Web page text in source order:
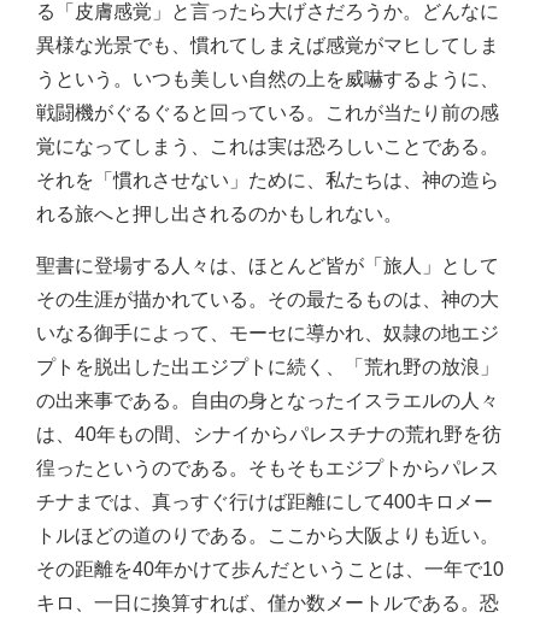
る「皮膚感覚」と言ったら大げさだろうか。どんなに
異様な光景でも、慣れてしまえば感覚がマヒしてしま
うという。いつも美しい自然の上を威嚇するように、
戦闘機がぐるぐると回っている。これが当たり前の感
覚になってしまう、これは実は恐ろしいことである。
それを「慣れさせない」ために、私たちは、神の造ら
れる旅へと押し出されるのかもしれない。
聖書に登場する人々は、ほとんど皆が「旅人」として
その生涯が描かれている。その最たるものは、神の大
いなる御手によって、モーセに導かれ、奴隷の地エジ
プトを脱出した出エジプトに続く、「荒れ野の放浪」
の出来事である。自由の身となったイスラエルの人々
は、40年もの間、シナイからパレスチナの荒れ野を彷
徨ったというのである。そもそもエジプトからパレス
チナまでは、真っすぐ行けば距離にして400キロメー
トルほどの道のりである。ここから大阪よりも近い。
その距離を40年かけて歩んだということは、一年で10
キロ、一日に換算すれば、僅か数メートルである。恐